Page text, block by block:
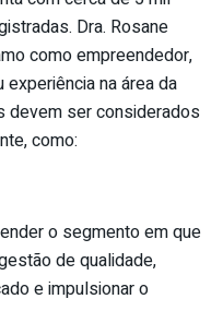
Dra. Rosane
como empreendedor,
na área da
devem ser considerados
como:
o segmento em que
de qualidade,
e impulsionar o